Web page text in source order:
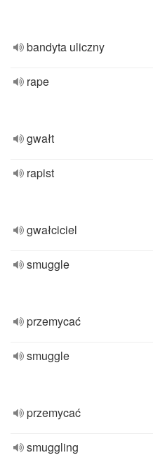
bandyta uliczny
rape
gwałt
rapist
gwałciciel
smuggle
przemycać
smuggle
przemycać
smuggling